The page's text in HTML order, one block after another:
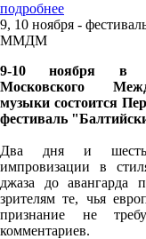
подробнее
9, 10 ноября -
ММДМ
9-10 ноября в
Московского
музыки состоится
фестиваль
Два дня и шесть
импровизации в
джаза до авангарда
зрителям те, чья
признание не
комментариев.